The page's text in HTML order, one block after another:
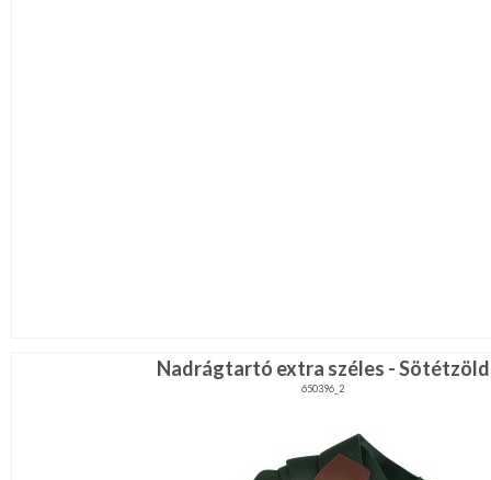
Nadrágtartó extra széles - Sötétzöld
650396_2